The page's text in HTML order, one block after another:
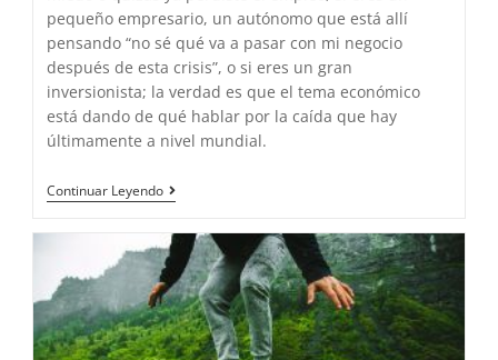
pequeño empresario, un autónomo que está allí
pensando “no sé qué va a pasar con mi negocio
después de esta crisis”, o si eres un gran
inversionista; la verdad es que el tema económico
está dando de qué hablar por la caída que hay
últimamente a nivel mundial.
Continuar LeyendoMiedos
Por